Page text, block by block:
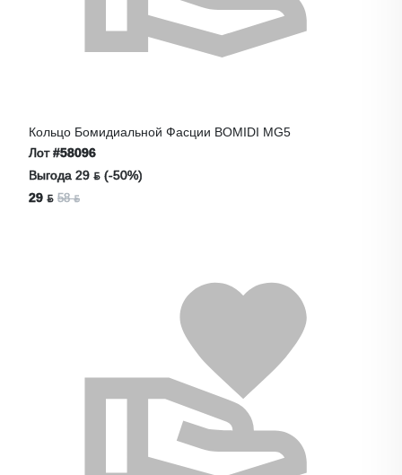
Кольцо Бомидиальной Фасции BOMIDI MG5
Лот#58096
Выгода 29 ƃ (-50%)
29 ƃ 58 ƃ